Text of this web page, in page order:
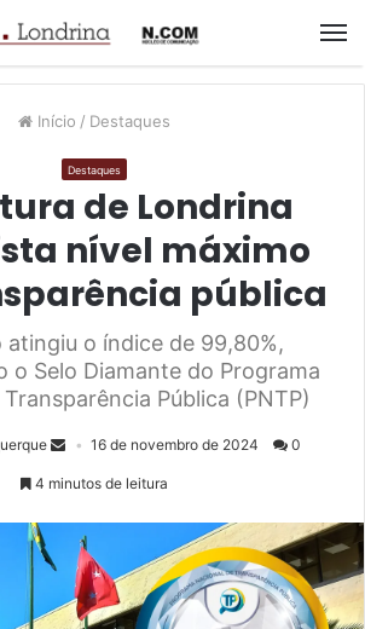
Início / Destaques
Destaques
de Londrina
nível máximo
pública
atingiu o índice de 99,80%,
o Selo Diamante do Programa
Pública (PNTP)
16 de novembro de 2024 0
4 minutos de leitura